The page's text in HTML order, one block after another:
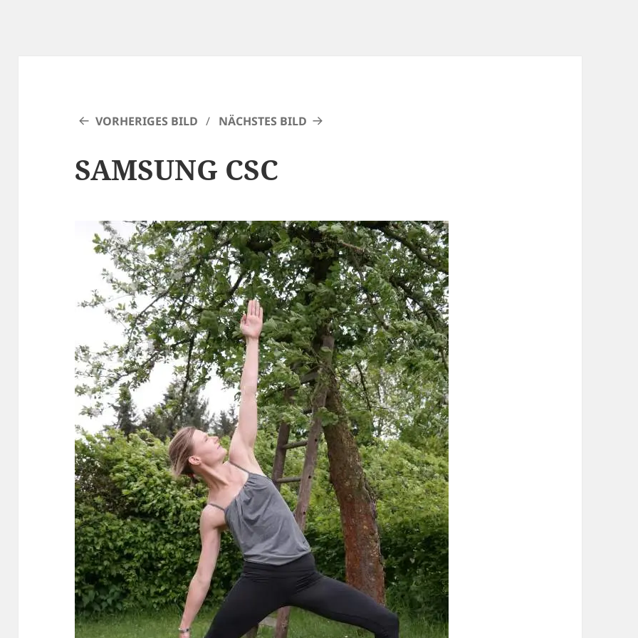
VORHERIGES BILD NÄCHSTES BILD
SAMSUNG CSC